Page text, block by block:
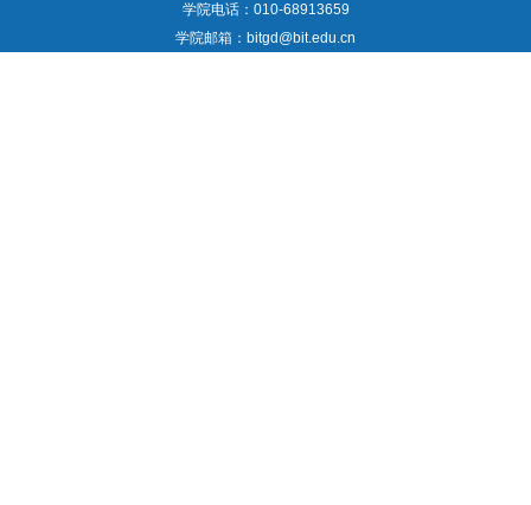
学院电话：010-68913659
学院邮箱：bitgd@bit.edu.cn